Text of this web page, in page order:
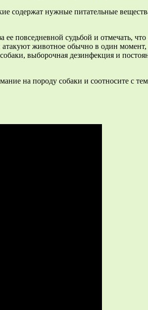
содержат нужные питательные
повседневной судьбой и отмечать,
животное обычно в один момент,
выборочная дезинфекция и
на породу собаки и соотносите с